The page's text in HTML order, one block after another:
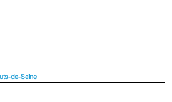
de-Seine